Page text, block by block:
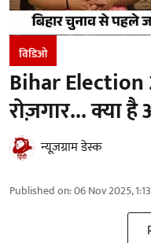
विडिओ
Bihar Election
रोज़गार... क्या है
न्यूज़ग्राम डेस्क
Published on:06 Nov 2025,